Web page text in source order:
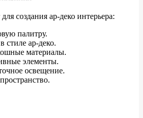
создания ар-деко интерьера:
палитру.
стиле ар-деко.
материалы.
элементы.
освещение.